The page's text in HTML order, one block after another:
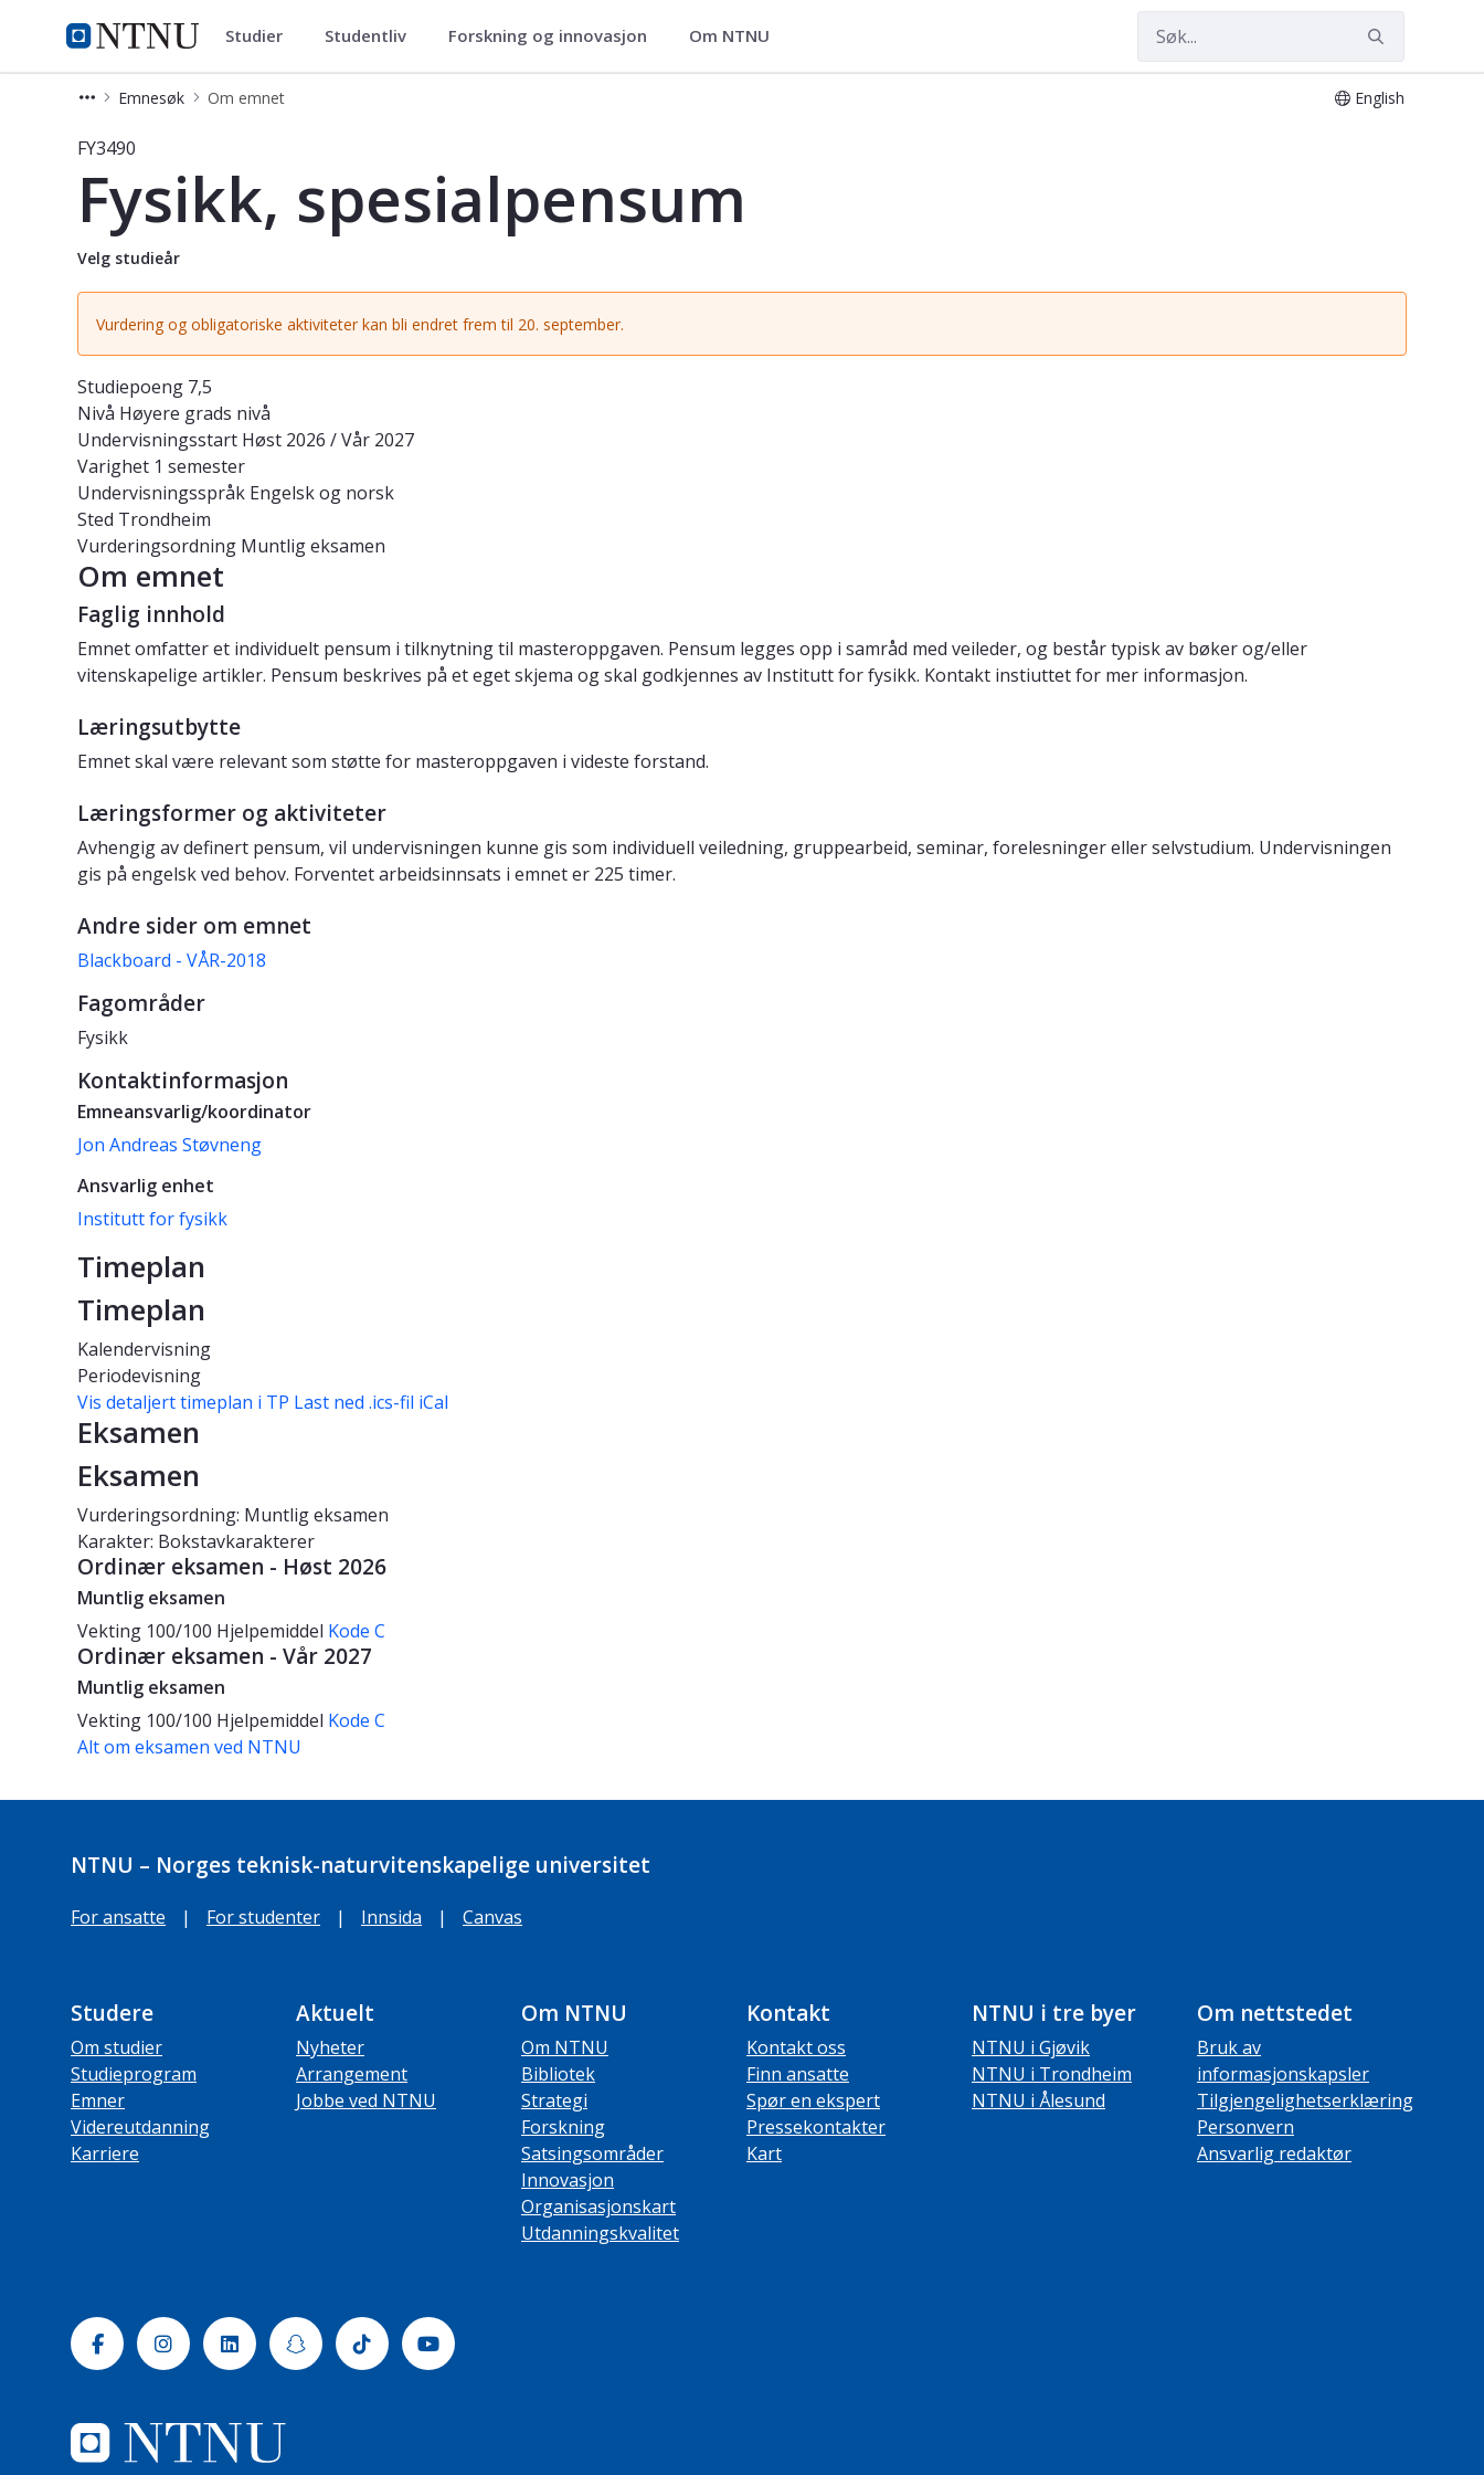
NTNU Hjemmeside
Studier Studier Studentliv Forskning og innovasjon Om NTNU
Emnesøk Om emnet English
Emne - Fysikk, spesialpensum - FY3490
FY3490
Fysikk, spesialpensum
Velg studieår
Vurdering og obligatoriske aktiviteter kan bli endret frem til 20. september.
Studiepoeng 7,5
Nivå Høyere grads nivå
Undervisningsstart Høst 2026 / Vår 2027
Varighet 1 semester
Undervisningsspråk Engelsk og norsk
Sted Trondheim
Vurderingsordning Muntlig eksamen
Om emnet
Faglig innhold
Emnet omfatter et individuelt pensum i tilknytning til masteroppgaven. Pensum legges opp i samråd med veileder, og består typisk av bøker og/eller
vitenskapelige artikler. Pensum beskrives på et eget skjema og skal godkjennes av Institutt for fysikk. Kontakt instiuttet for mer informasjon.
Læringsutbytte
Emnet skal være relevant som støtte for masteroppgaven i videste forstand.
Læringsformer og aktiviteter
Avhengig av definert pensum, vil undervisningen kunne gis som individuell veiledning, gruppearbeid, seminar, forelesninger eller selvstudium. Undervisningen
gis på engelsk ved behov. Forventet arbeidsinnsats i emnet er 225 timer.
Andre sider om emnet
Blackboard - VÅR-2018
Fagområder
Fysikk
Kontaktinformasjon
Emneansvarlig/koordinator
Jon Andreas Støvneng
Ansvarlig enhet
Institutt for fysikk
Timeplan
Timeplan
Kalendervisning
Periodevisning
Vis detaljert timeplan i TP Last ned .ics-fil iCal
Eksamen
Eksamen
Vurderingsordning: Muntlig eksamen
Karakter: Bokstavkarakterer
Ordinær eksamen - Høst 2026
Muntlig eksamen
Vekting 100/100 Hjelpemiddel Kode C
Ordinær eksamen - Vår 2027
Muntlig eksamen
Vekting 100/100 Hjelpemiddel Kode C
Alt om eksamen ved NTNU
NTNU – Norges teknisk-naturvitenskapelige universitet
For ansatte | For studenter | Innsida | Canvas
Studere
Om studier
Studieprogram
Emner
Videreutdanning
Karriere
Aktuelt
Nyheter
Arrangement
Jobbe ved NTNU
Om NTNU
Om NTNU
Bibliotek
Strategi
Forskning
Satsingsområder
Innovasjon
Organisasjonskart
Utdanningskvalitet
Kontakt
Kontakt oss
Finn ansatte
Spør en ekspert
Pressekontakter
Kart
NTNU i tre byer
NTNU i Gjøvik
NTNU i Trondheim
NTNU i Ålesund
Om nettstedet
Bruk av
informasjonskapsler
Tilgjengelighetserklæring
Personvern
Ansvarlig redaktør
FacebookInstagramLinkedinSnapchatTiktok Youtube